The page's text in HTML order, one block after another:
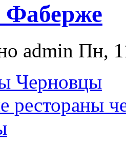
Фаберже
admin Пн,
Черновцы
рестораны